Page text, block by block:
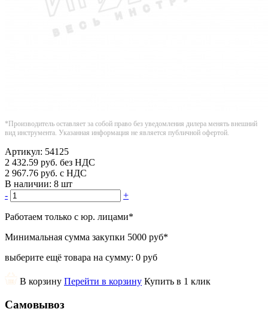
*Производитель оставляет за собой право без уведомления дилера менять внешний
вид инструмента. Указанная информация не является публичной офертой.
Артикул: 54125
2 432.59 руб. без НДС
2 967.76 руб. с НДС
В наличии: 8 шт
-
+
Работаем только с юр. лицами*
Минимальная сумма закупки 5000 руб*
выберите ещё товара на сумму: 0 руб
В корзину Перейти в корзину Купить в 1 клик
Самовывоз